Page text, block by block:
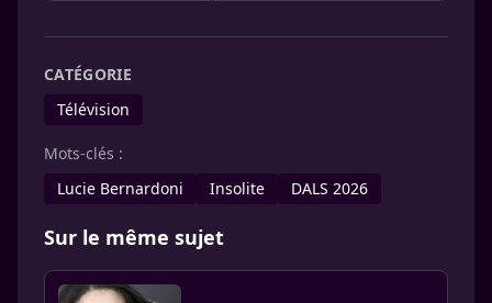
CATÉGORIE
Télévision
Mots-clés :
Lucie Bernardoni
Insolite DALS 2026
Sur le même sujet